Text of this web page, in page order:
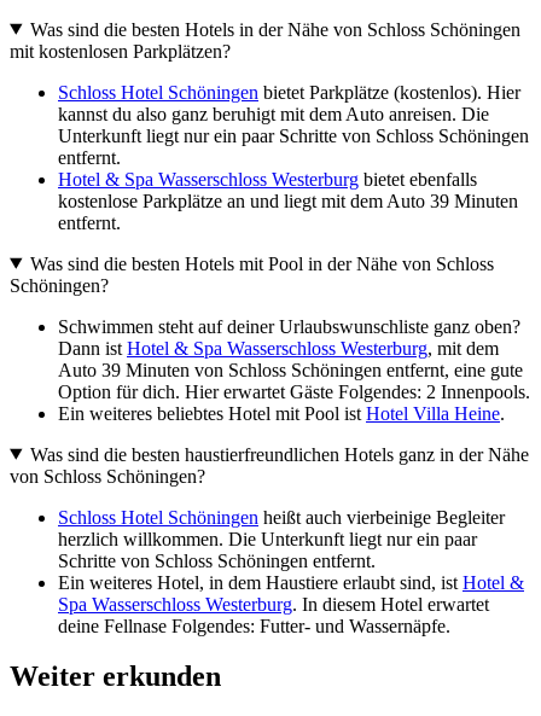
Was sind die besten Hotels in der Nähe von Schloss Schöningen
mit kostenlosen Parkplätzen?
Schloss Hotel Schöningen bietet Parkplätze (kostenlos). Hier
kannst du also ganz beruhigt mit dem Auto anreisen. Die
Unterkunft liegt nur ein paar Schritte von Schloss Schöningen
entfernt.
Hotel & Spa Wasserschloss Westerburg bietet ebenfalls
kostenlose Parkplätze an und liegt mit dem Auto 39 Minuten
entfernt.
Was sind die besten Hotels mit Pool in der Nähe von Schloss
Schöningen?
Schwimmen steht auf deiner Urlaubswunschliste ganz oben?
Dann ist Hotel & Spa Wasserschloss Westerburg, mit dem
Auto 39 Minuten von Schloss Schöningen entfernt, eine gute
Option für dich. Hier erwartet Gäste Folgendes: 2 Innenpools.
Ein weiteres beliebtes Hotel mit Pool ist Hotel Villa Heine.
Was sind die besten haustierfreundlichen Hotels ganz in der Nähe
von Schloss Schöningen?
Schloss Hotel Schöningen heißt auch vierbeinige Begleiter
herzlich willkommen. Die Unterkunft liegt nur ein paar
Schritte von Schloss Schöningen entfernt.
Ein weiteres Hotel, in dem Haustiere erlaubt sind, ist Hotel &
Spa Wasserschloss Westerburg. In diesem Hotel erwartet
deine Fellnase Folgendes: Futter- und Wassernäpfe.
Weiter erkunden